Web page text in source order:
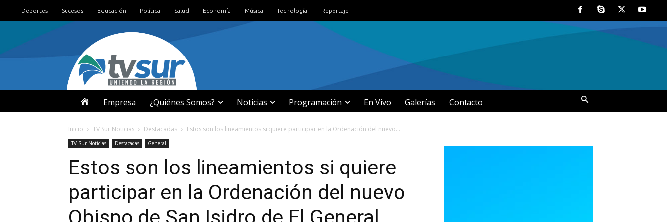
Deportes Sucesos Educación Política Salud Economía Música Tecnología Reportaje
N
I
C
I
Empresa ¿Quiénes Somos? Noticias Programación En Vivo Galerías Contacto
Inicio TV Sur Noticias Destacadas Estos son los lineamientos si quiere participar en la Ordenación del nuevo...
TV Sur Noticias Destacadas General
Estos son los lineamientos si quiere
participar en la Ordenación del nuevo
Obispo de San Isidro de El General